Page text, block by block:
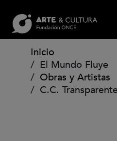
Ruta de navegación
Inicio
El Mundo Fluye
Obras y Artistas
C.C.